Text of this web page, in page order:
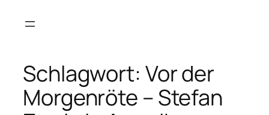
Inhalt
Schlagwort: Vor der
Morgenröte – Stefan